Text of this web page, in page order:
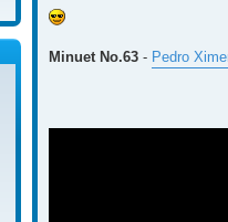
a
g
Minuet No.63 - Pedro